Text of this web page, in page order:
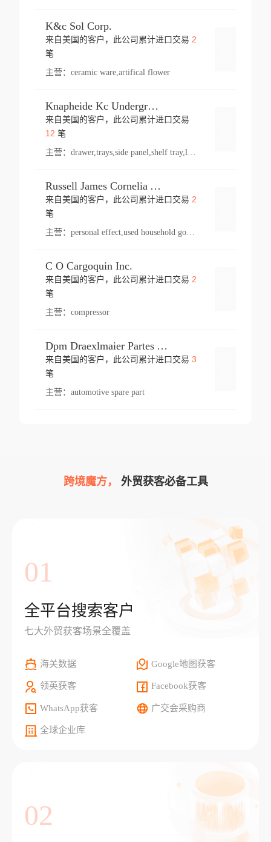
K&c Sol Corp.
来自美国的客户，此公司累计进口交易 2
笔
主营： ceramic ware,artifical flower
Knapheide Kc Underground
来自美国的客户，此公司累计进口交易
12 笔
主营：
Russell James Cornelia Arlington Va
来自美国的客户，此公司累计进口交易 2
笔
主营： personal effect,used household goods
C O Cargoquin Inc.
来自美国的客户，此公司累计进口交易 2
笔
主营： compressor
Dpm Draexlmaier Partes Automotrices Corr Ind Huejotzingo
来自美国的客户，此公司累计进口交易 3
笔
主营： automotive spare part
跨境魔方， 外贸获客必备工具
01
全平台搜索客户
七大外贸获客场景全覆盖
海关数据 Google地图获客
领英获客 Facebook获客
WhatsApp获客 广交会采购商
全球企业库
02